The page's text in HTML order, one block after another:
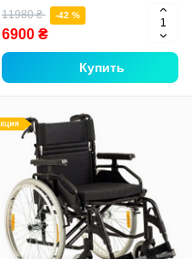
11980 ₴ -42 %
6900 ₴
Купить